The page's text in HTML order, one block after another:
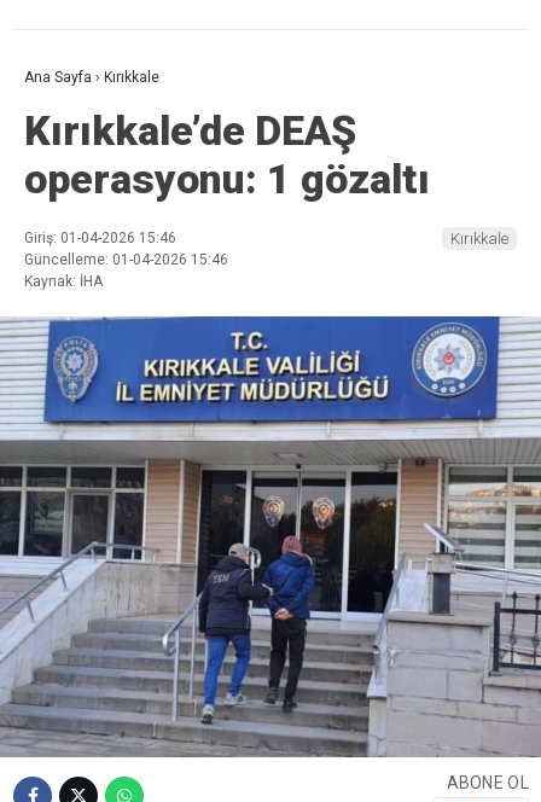
Ana Sayfa › Kırıkkale
Kırıkkale’de DEAŞ
operasyonu: 1 gözaltı
Giriş: 01-04-2026 15:46
Güncelleme: 01-04-2026 15:46
Kaynak: İHA
Kırıkkale
ABONE OL